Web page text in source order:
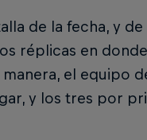
de la fecha, y
réplicas en
el equipo
y los tres por